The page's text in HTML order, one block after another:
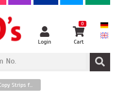
Login
0
Cart
Planax Copy Strips for Copybinder red